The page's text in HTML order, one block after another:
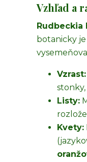
Vzhľad a
Rudbeckia
botanicky
Vzrast:
Listy:
Kvety: